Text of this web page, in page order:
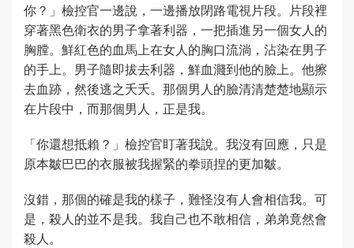
你？」檢控官一邊說，一邊播放閉路電視片段。片段裡
穿著黑色衛衣的男子拿著利器，一把插進另一個女人的
胸膛。鮮紅色的血馬上在女人的胸口流淌，沾染在男子
的手上。男子隨即拔去利器，鮮血濺到他的臉上。他擦
去血跡，然後逃之夭夭。那個男人的臉清清楚楚地顯示
在片段中，而那個男人，正是我。
「你還想抵賴？」檢控官盯著我說。我沒有回應，只是
原本皺巴巴的衣服被我握緊的拳頭捏的更加皺。
沒錯，那個的確是我的樣子，難怪沒有人會相信我。可
是，殺人的並不是我。我自己也不敢相信，弟弟竟然會
殺人。